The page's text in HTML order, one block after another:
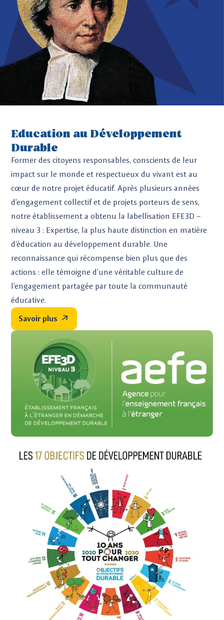
Education au Développement
Durable
Former des citoyens responsables, conscients de leur
impact sur le monde et respectueux du vivant est au
cœur de notre projet éducatif. Après plusieurs années
d’engagement collectif et de projets porteurs de sens,
notre établissement a obtenu la labellisation EFE3D –
niveau 3 : Expertise, la plus haute distinction en matière
d’éducation au développement durable. Une
reconnaissance qui récompense bien plus que des
actions : elle témoigne d’une véritable culture de
l’engagement partagée par toute la communauté
éducative.
Savoir plus